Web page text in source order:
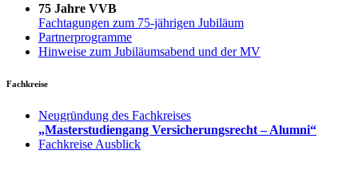
75 Jahre VVB
Fachtagungen zum 75-jährigen Jubiläum
Partnerprogramme
Hinweise zum Jubiläumsabend und der MV
Fachkreise
Neugründung des Fachkreises
„Masterstudiengang Versicherungsrecht – Alumni“
Fachkreise Ausblick